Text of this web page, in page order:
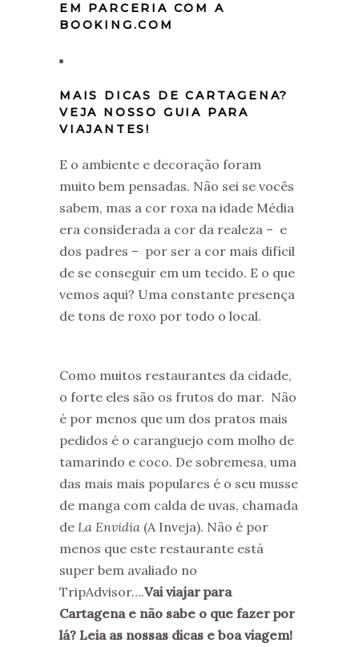
EM PARCERIA COM A
BOOKING.COM
MAIS DICAS DE CARTAGENA?
VEJA NOSSO GUIA PARA
VIAJANTES!
E o ambiente e decoração foram
muito bem pensadas. Não sei se vocês
sabem, mas a cor roxa na idade Média
era considerada a cor da realeza – e
dos padres – por ser a cor mais difícil
de se conseguir em um tecido. E o que
vemos aqui? Uma constante presença
de tons de roxo por todo o local.
Como muitos restaurantes da cidade,
o forte eles são os frutos do mar. Não
é por menos que um dos pratos mais
pedidos é o caranguejo com molho de
tamarindo e coco. De sobremesa, uma
das mais mais populares é o seu musse
de manga com calda de uvas, chamada
de La Envidia (A Inveja). Não é por
menos que este restaurante está
super bem avaliado no
TripAdvisor….Vai viajar para
Cartagena e não sabe o que fazer por
lá? Leia as nossas dicas e boa viagem!